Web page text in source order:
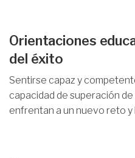
Orientaciones
del éxito
Sentirse capaz y
capacidad de superación
enfrentan a un nuevo reto y